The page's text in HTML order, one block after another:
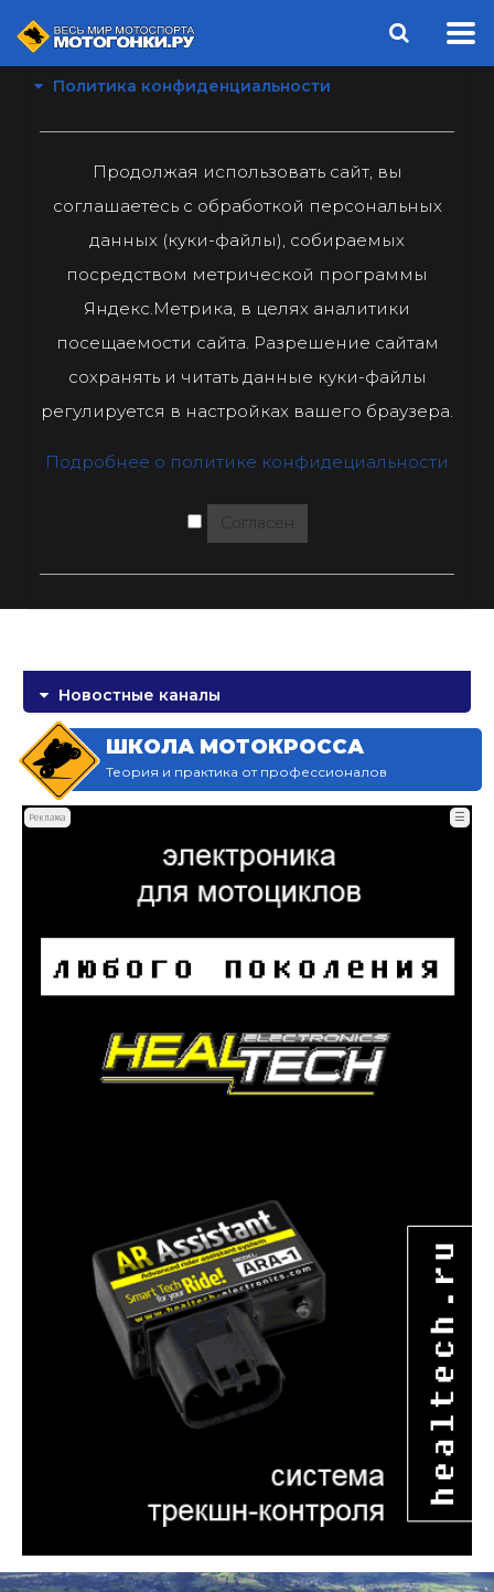
Политика конфиденциальности
Продолжая использовать сайт, вы
соглашаетесь с обработкой персональных
данных (куки-файлы), собираемых
посредством метрической программы
Яндекс.Метрика, в целях аналитики
посещаемости сайта. Разрешение сайтам
сохранять и читать данные куки-файлы
регулируется в настройках вашего браузера.
Подробнее о политике конфидециальности
Согласен
Новостные каналы
ШКОЛА МОТОКРОССА
Теория и практика от профессионалов
Реклама ☰